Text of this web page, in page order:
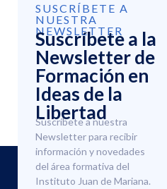
SUSCRÍBETE A
NUESTRA
NEWSLETTER
Suscríbete a la
Newsletter de
Formación en
Ideas de la
Libertad
Suscríbete a nuestra
Newsletter para recibir
información y novedades
del área formativa del
Instituto Juan de Mariana.